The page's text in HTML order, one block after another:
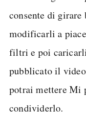
consente di
modificarli a
filtri e poi
pubblicato il
potrai mettere Mi
condividerlo.